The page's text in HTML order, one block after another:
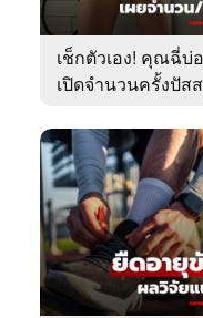
เช็กตัวเอง! คุณฉี่บ่
เปิดจำนวนครั้งปัส